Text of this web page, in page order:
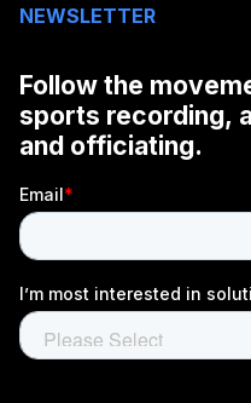
NEWSLETTER